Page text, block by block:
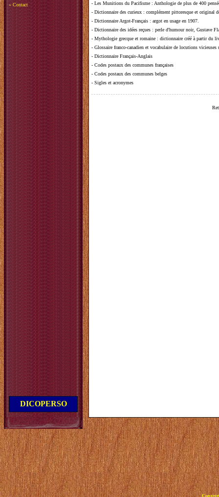
» Contact
DICOPERSO
- Les Munitions du Pacifisme : Anthologie de plus de 400
- Dictionnaire des curieux : complément pittoresque et original
- Dictionnaire Argot-Français : argot en usage en 1907.
- Dictionnaire des idées reçues : perle d'humour noir, Gustave
- Mythologie grecque et romaine : dictionnaire créé à partir du
- Glossaire franco-canadien et vocabulaire de locutions vicieuses
- Dictionnaire Français-Anglais
- Codes postaux des communes françaises
- Codes postaux des communes belges
- Sigles et acronymes